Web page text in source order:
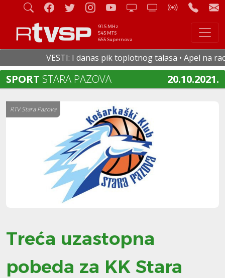
91.5 MHz
545 MTS
655 Supernova
VESTI: I danas pik toplotnog talasa • Apel na
SPORT STARA PAZOVA 20.10.2021.
RTV Stara Pazova
Treća uzastopna
pobeda za KK Stara